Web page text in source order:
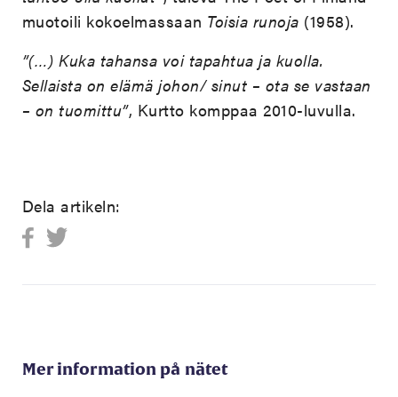
muotoili kokoelmassaan Toisia runoja (1958).
”(…) Kuka tahansa voi tapahtua ja kuolla.
Sellaista on elämä johon/ sinut – ota se vastaan
– on tuomittu”, Kurtto komppaa 2010-luvulla.
Dela artikeln:
Mer information på nätet